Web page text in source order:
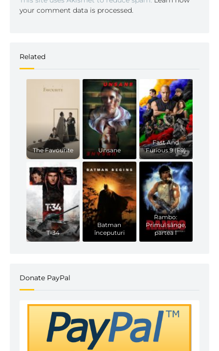
your comment data is processed.
Related
The Favourite Unsane
Fast And
Furious 9 (F9)
T-34
Batman
începuturi
Rambo:
Primul sânge,
partea I
Donate PayPal